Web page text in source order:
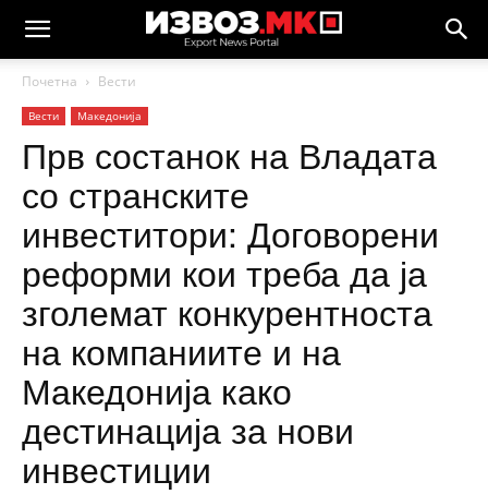
Почетна Вести
Вести Македонија
Прв состанок на Владата
со странските
инвеститори: Договорени
реформи кои треба да ја
зголемат конкурентноста
на компаниите и на
Македонија како
дестинација за нови
инвестиции